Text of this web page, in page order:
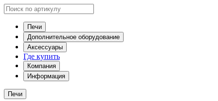
Печи
Дополнительное оборудование
Аксессуары
Где купить
Компания
Информация
Печи